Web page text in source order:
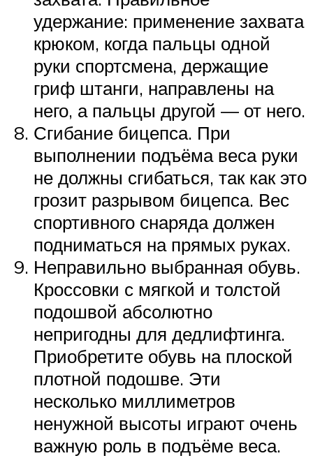
удержание: применение захвата
крюком, когда пальцы одной
руки спортсмена, держащие
гриф штанги, направлены на
него, а пальцы другой — от него.
Сгибание бицепса. При
выполнении подъёма веса руки
не должны сгибаться, так как это
грозит разрывом бицепса. Вес
спортивного снаряда должен
подниматься на прямых руках.
Неправильно выбранная обувь.
Кроссовки с мягкой и толстой
подошвой абсолютно
непригодны для дедлифтинга.
Приобретите обувь на плоской
плотной подошве. Эти
несколько миллиметров
ненужной высоты играют очень
важную роль в подъёме веса.